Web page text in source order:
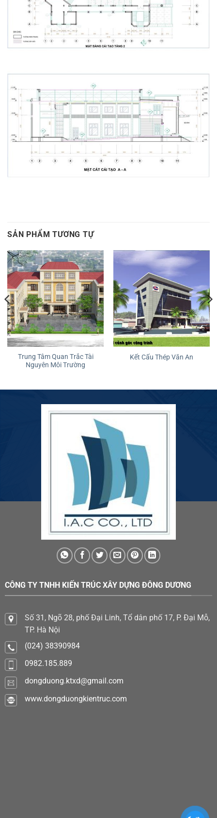
SẢN PHẨM TƯƠNG TỰ
Trung Tâm Quan Trắc Tài
Nguyên Môi Trường
Kết Cấu Thép Văn An
CÔNG TY TNHH KIẾN TRÚC XÂY DỰNG ĐÔNG DƯƠNG
Số 31, Ngõ 28, phố Đại Linh, Tổ dân phố 17, P. Đại Mỗ,
TP. Hà Nội
(024) 38390984
0982.185.889
dongduong.ktxd@gmail.com
www.dongduongkientruc.com